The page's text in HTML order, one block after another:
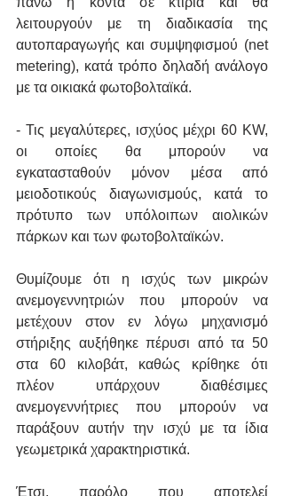
λειτουργούν με τη διαδικασία της
αυτοπαραγωγής και συμψηφισμού (net
metering), κατά τρόπο δηλαδή ανάλογο
με τα οικιακά φωτοβολταϊκά.
- Τις μεγαλύτερες, ισχύος μέχρι 60 KW,
οι οποίες θα μπορούν να
εγκατασταθούν μόνον μέσα από
μειοδοτικούς διαγωνισμούς, κατά το
πρότυπο των υπόλοιπων αιολικών
πάρκων και των φωτοβολταϊκών.
Θυμίζουμε ότι η ισχύς των μικρών
ανεμογεννητριών που μπορούν να
μετέχουν στον εν λόγω μηχανισμό
στήριξης αυξήθηκε πέρυσι από τα 50
στα 60 κιλοβάτ, καθώς κρίθηκε ότι
πλέον υπάρχουν διαθέσιμες
ανεμογεννήτριες που μπορούν να
παράξουν αυτήν την ισχύ με τα ίδια
γεωμετρικά χαρακτηριστικά.
Έτσι, παρόλο που αποτελεί